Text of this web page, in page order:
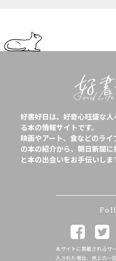
好書好日は、好奇心旺盛な
る本の情報サイトです。
映画やアート、食などのラ
の本の紹介から、朝日新聞
と本の出会いをお手伝いしま
本サイトに掲載されるサ
入された場合、売上の一